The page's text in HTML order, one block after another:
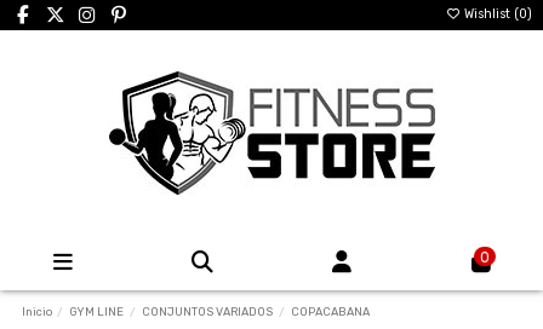
Wishlist (0)
0
Inicio GYM LINE CONJUNTOS VARIADOS COPACABANA